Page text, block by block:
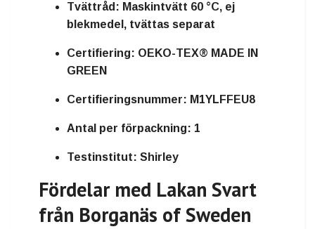
Tvättråd: Maskintvätt 60 °C, ej
blekmedel, tvättas separat
Certifiering: OEKO-TEX® MADE IN
GREEN
Certifieringsnummer: M1YLFFEU8
Antal per förpackning: 1
Testinstitut: Shirley
Fördelar med Lakan Svart
från Borganäs of Sweden